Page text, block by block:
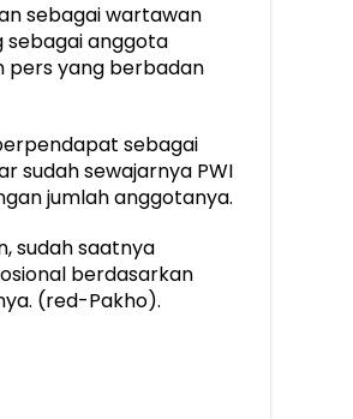
sebagai wartawan
sebagai anggota
pers yang berbadan
sebagai
sudah sewajarnya PWI
jumlah anggotanya.
sudah saatnya
berdasarkan
(red-Pakho).